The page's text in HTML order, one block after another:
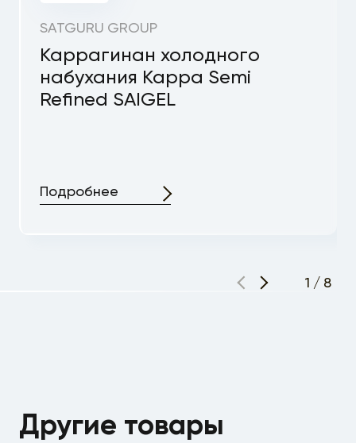
SATGURU GROUP
Каррагинан холодного
набухания Kappa Semi
Refined SAIGEL
Подробнее
1 / 8
Другие товары